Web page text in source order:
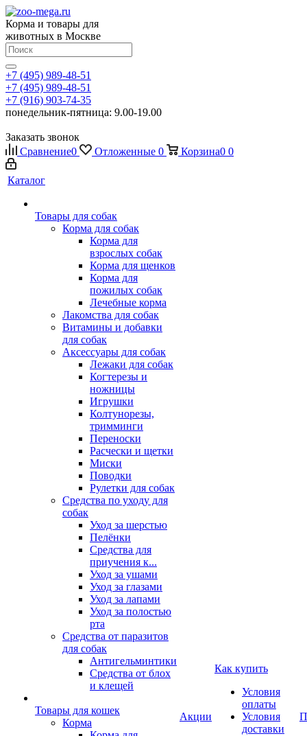
Корма и товары для
животных в Москве
+7 (495) 989-48-51
+7 (495) 989-48-51
+7 (916) 903-74-35
понедельник-пятница: 9.00-19.00
Заказать звонок
Сравнение0 Отложенные 0 Корзина0 0
Каталог
Товары для собак
Корма для собак
Корма для
взрослых собак
Корма для щенков
Корма для
пожилых собак
Лечебные корма
Лакомства для собак
Витамины и добавки
для собак
Аксессуары для собак
Лежаки для собак
Когтерезы и
ножницы
Игрушки
Колтунорезы,
тримминги
Переноски
Расчески и щетки
Миски
Поводки
Рулетки для собак
Средства по уходу для
собак
Уход за шерстью
Пелёнки
Средства для
приучения к...
Уход за ушами
Уход за глазами
Уход за лапами
Уход за полостью
рта
Средства от паразитов
для собак
Антигельминтики
Средства от блох
и клещей
Товары для кошек
Корма
Акции
Как купить
Условия
оплаты
Условия
доставки